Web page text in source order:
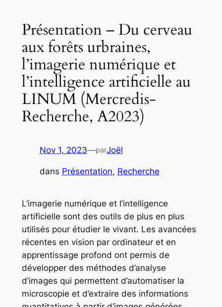
Présentation – Du cerveau
aux forêts urbraines,
l’imagerie numérique et
l’intelligence artificielle au
LINUM (Mercredis-
Recherche, A2023)
Nov 1, 2023—parJoël
dans Présentation, Recherche
L’imagerie numérique et l’intelligence
artificielle sont des outils de plus en plus
utilisés pour étudier le vivant. Les avancées
récentes en vision par ordinateur et en
apprentissage profond ont permis de
développer des méthodes d’analyse
d’images qui permettent d’automatiser la
microscopie et d’extraire des informations